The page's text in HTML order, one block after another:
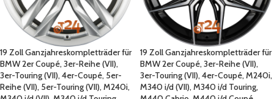
19 Zoll Ganzjahreskompletträder für
BMW 2er Coupé, 3er-Reihe (VII),
3er-Touring (VII), 4er-Coupé, 5er-
Reihe (VII), 5er-Touring (VII), M240i,
19 Zoll Ganzjahreskompletträder für
BMW 2er Coupé, 3er-Reihe (VII),
3er-Touring (VII), 4er-Coupé, M240i,
M340 i/d (VII), M340 i/d Touring,